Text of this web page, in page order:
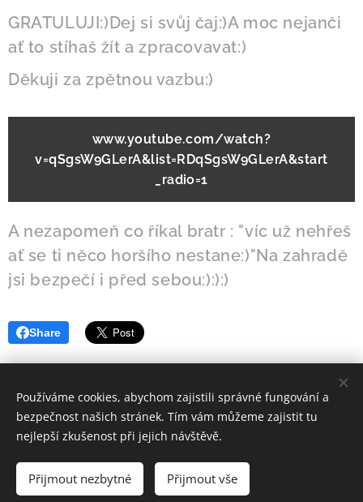
GRATULUJI:)Dej si svůj čaj:)A moc nejanči
ať to stíhaš žít a zpracovavat:)
Děkuji za zpětnou vazbu:)
www.youtube.com/watch?
v=qSgsW9GLerA&list=RDqSgsW9GLerA&start
_radio=1
A nezapomeň co říkal bratr : "víc už nehřeš
ať se ti něco horšího nestane:)"Na zahradě
jsi bezpečí i před sebou:):):)
Share
samanismus.com Cookies
Používáme cookies, abychom zajistili správné fungování a
bezpečnost našich stránek. Tím vám můžeme zajistit tu
nejlepší zkušenost při jejich návštěvě.
Přijmout nezbytné Přijmout vše